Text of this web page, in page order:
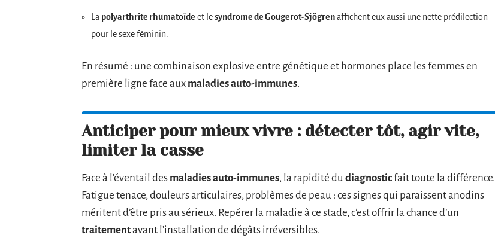
La polyarthrite rhumatoïde et lesyndrome de Gougerot-Sjögrenaffichent eux aussi une nette prédilection
pour le sexe féminin.
En résumé : une combinaison explosive entre génétique et hormones place les femmes en
première ligne face aux maladies auto-immunes.
Anticiper pour mieux vivre : détecter tôt, agir vite,
limiter la casse
Face à l’éventail des maladies auto-immunes, la rapidité dudiagnosticfait toute la différence.
Fatigue tenace, douleurs articulaires, problèmes de peau : ces signes qui paraissent anodins
méritent d’être pris au sérieux. Repérer la maladie à ce stade, c’est offrir la chance d’un
traitementavant l’installation de dégâts irréversibles.